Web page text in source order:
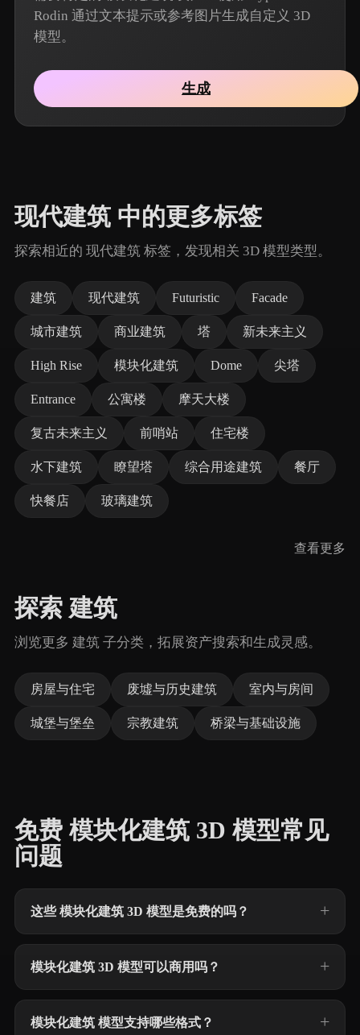
Rodin 通过文本提示或参考图片生成自定义 3D
模型。
生成
现代建筑 中的更多标签
探索相近的 现代建筑 标签，发现相关 3D 模型类型。
建筑 现代建筑 Futuristic Facade
城市建筑 商业建筑 塔 新未来主义
High Rise 模块化建筑 Dome 尖塔
Entrance 公寓楼 摩天大楼
复古未来主义 前哨站 住宅楼
水下建筑 瞭望塔 综合用途建筑 餐厅
快餐店 玻璃建筑
查看更多
探索 建筑
浏览更多 建筑 子分类，拓展资产搜索和生成灵感。
房屋与住宅 废墟与历史建筑 室内与房间
城堡与堡垒 宗教建筑 桥梁与基础设施
免费 模块化建筑 3D 模型常见
问题
这些 模块化建筑 3D 模型是免费的吗？
模块化建筑 3D 模型可以商用吗？
模块化建筑 模型支持哪些格式？